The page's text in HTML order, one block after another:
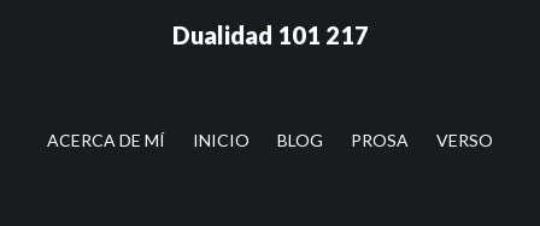
lateral
Dualidad 101 217
ACERCA DE MÍ INICIO BLOG PROSA VERSO